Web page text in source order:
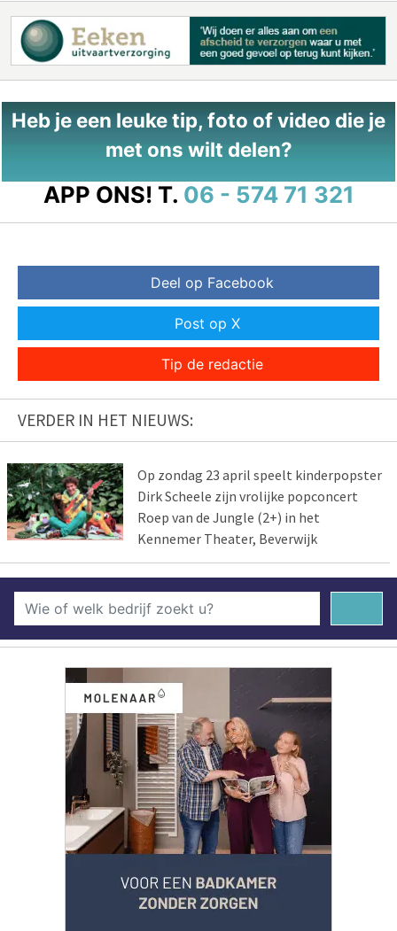
Heb je een leuke tip, foto of video die je
met ons wilt delen?
APP ONS! T. 06 - 574 71 321
Deel op Facebook
Post op X
Tip de redactie
VERDER IN HET NIEUWS:
Op zondag 23 april speelt kinderpopster
Dirk Scheele zijn vrolijke popconcert
Roep van de Jungle (2+) in het
Kennemer Theater, Beverwijk